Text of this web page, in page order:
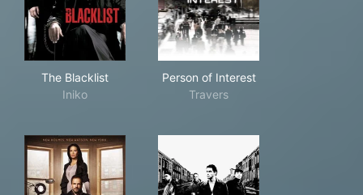
The Blacklist
Iniko
Person of Interest
Travers